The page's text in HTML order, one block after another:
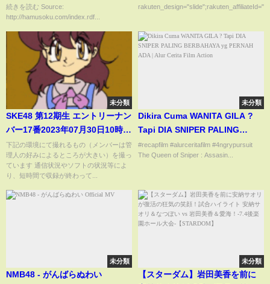
ニ∞」「ジャニーズWEST」等の
グループ名も全て無くなる
続きを読む Source:
http://hamusoku.com/index.rdf...
が選ぶベスト10の名店 3月10日
未分類
SKE48 第12期生 エントリーナン
バー17番2023年07月30日10時
43分33秒 ske48 12th 17
下記の環境にて撮れるもの（メンバーは管
理人の好みによるところが大きい）を撮っ
ています 通信状況やソフトの状況等によ
り、短時間で収録が終わって...
未分類
Dikira Cuma WANITA GILA ?
Tapi DIA SNIPER PALING
BERBAHAYA yg PERNAH ADA
| Alur Cerita Film Action
#recapfilm #alurceritafilm #4ngrypursuit
The Queen of Sniper : Assasin...
未分類
NMB48 - がんばらぬわい
未分類
【スターダム】岩田美香を前に